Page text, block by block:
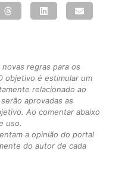
regras para os
objetivo é estimular um
relacionado ao
aprovadas as
Ao comentar abaixo
uso.
a opinião do portal
do autor de cada